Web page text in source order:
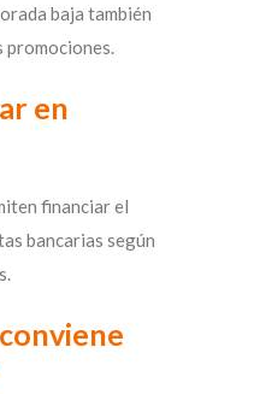
baja también
promociones.
en
financiar el
bancarias según